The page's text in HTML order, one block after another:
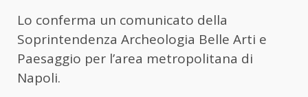
Lo conferma un comunicato della
Soprintendenza Archeologia Belle Arti e
Paesaggio per l’area metropolitana di
Napoli.